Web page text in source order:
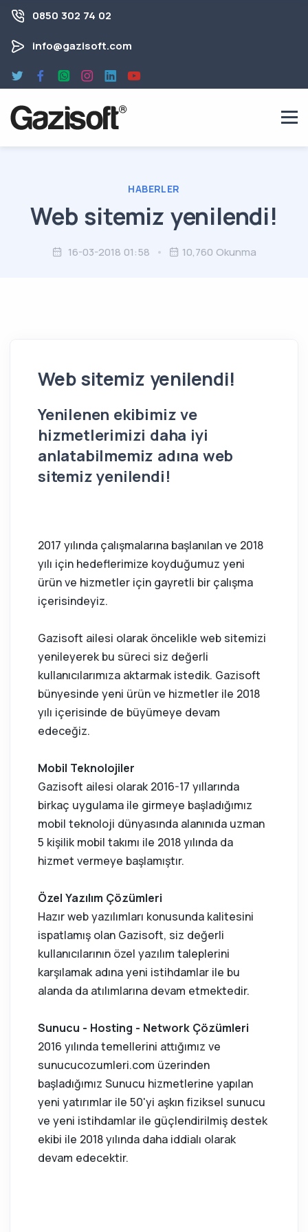
0850 302 74 02
info@gazisoft.com
HABERLER
Web sitemiz yenilendi!
16-03-2018 01:58 10,760 Okunma
Web sitemiz yenilendi!
Yenilenen ekibimiz ve
hizmetlerimizi daha iyi
anlatabilmemiz adına web
sitemiz yenilendi!
2017 yılında çalışmalarına başlanılan ve 2018
yılı için hedeflerimize koyduğumuz yeni
ürün ve hizmetler için gayretli bir çalışma
içerisindeyiz.
Gazisoft ailesi olarak öncelikle web sitemizi
yenileyerek bu süreci siz değerli
kullanıcılarımıza aktarmak istedik. Gazisoft
bünyesinde yeni ürün ve hizmetler ile 2018
yılı içerisinde de büyümeye devam
edeceğiz.
Mobil Teknolojiler
Gazisoft ailesi olarak 2016-17 yıllarında
birkaç uygulama ile girmeye başladığımız
mobil teknoloji dünyasında alanınıda uzman
5 kişilik mobil takımı ile 2018 yılında da
hizmet vermeye başlamıştır.
Özel Yazılım Çözümleri
Hazır web yazılımları konusunda kalitesini
ispatlamış olan Gazisoft, siz değerli
kullanıcılarının özel yazılım taleplerini
karşılamak adına yeni istihdamlar ile bu
alanda da atılımlarına devam etmektedir.
Sunucu - Hosting - Network Çözümleri
2016 yılında temellerini attığımız ve
sunucucozumleri.com üzerinden
başladığımız Sunucu hizmetlerine yapılan
yeni yatırımlar ile 50'yi aşkın fiziksel sunucu
ve yeni istihdamlar ile güçlendirilmiş destek
ekibi ile 2018 yılında daha iddialı olarak
devam edecektir.